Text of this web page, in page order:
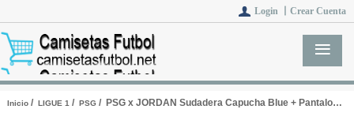
Login 丨 Crear Cuenta
Inicio/ LIGUE 1/ PSG/ PSG x JORDAN Sudadera Capucha Blue + Pantalon Black 2020/2021